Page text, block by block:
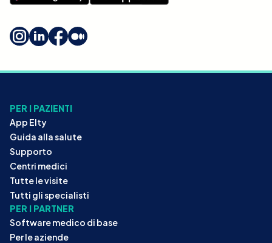
PER I PAZIENTI
App Elty
Guida alla salute
Supporto
Centri medici
Tutte le visite
Tutti gli specialisti
PER I PARTNER
Software medico di base
Per le aziende